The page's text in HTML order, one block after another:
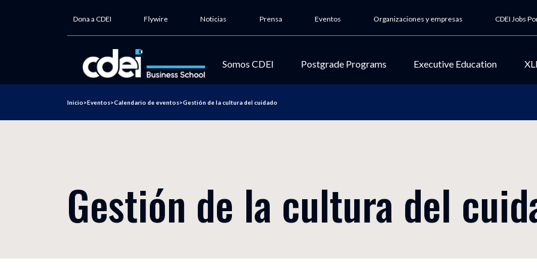
Dona a CDEI Flywire Noticias Prensa Eventos Organizaciones y empresas CDEI Jobs
Somos CDEI
Nuestra escuela
internacional
Impacto institucional
Garantía de calidad
Postgrade Programs
Metodología académica
Executive Education
Industry meetings
X-CDEI
Inicio>Eventos>Calendario de eventos>Gestión de la cultura del cuidado
Gestión de la cultura del